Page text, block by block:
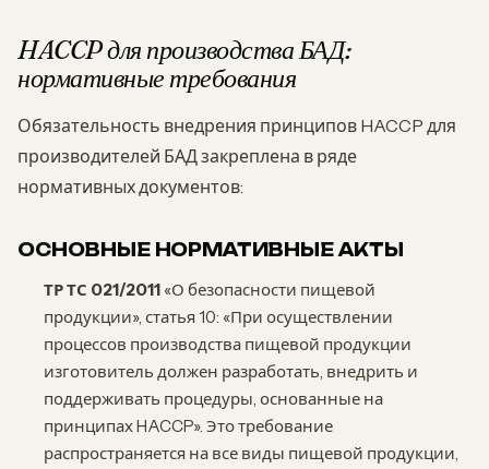
HACCP для производства БАД:
нормативные требования
Обязательность внедрения принципов HACCP для
производителей БАД закреплена в ряде
нормативных документов:
ОСНОВНЫЕ НОРМАТИВНЫЕ АКТЫ
ТР ТС 021/2011 «О безопасности пищевой
продукции», статья 10: «При осуществлении
процессов производства пищевой продукции
изготовитель должен разработать, внедрить и
поддерживать процедуры, основанные на
принципах HACCP». Это требование
распространяется на все виды пищевой продукции,